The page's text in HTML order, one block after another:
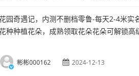
园奇遇记，内测不删档零鲁-每天2-4米实
种种植花朵，成熟领取花朵花朵可解锁高
彬彬000162 2024-12-13